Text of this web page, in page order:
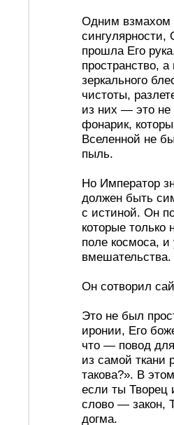
Одним взмахом
сингулярности,
прошла Его
пространство,
зеркального
чистоты,
из них — это не
фонарик,
Вселенной не
пыль.
Но Император
должен быть
с истиной. Он
которые
поле космоса,
вмешательства.
Он сотворил
Это не был
иронии, Его
что — повод
из самой ткани
такова?». В
если ты Творец
слово — закон,
догма.